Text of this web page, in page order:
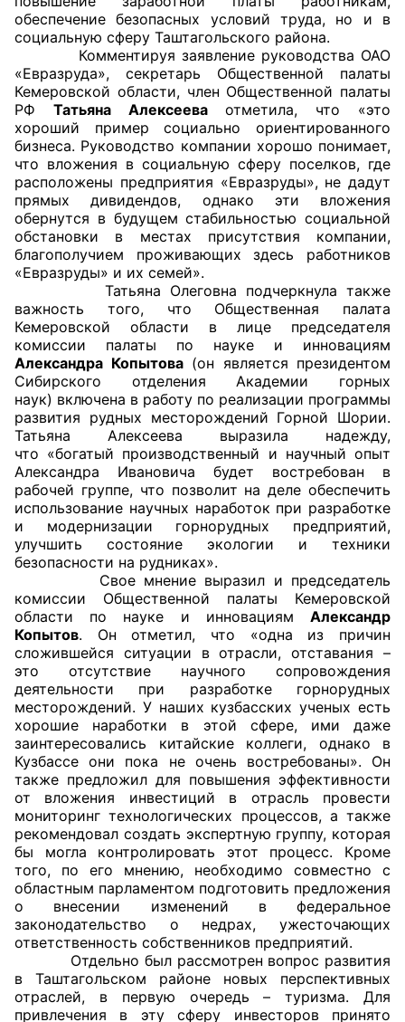
обеспечение безопасных условий труда, но и в
социальную сферу Таштагольского района.
Комментируя заявление руководства ОАО
«Евразруда», секретарь Общественной палаты
Кемеровской области, член Общественной палаты
РФ Татьяна Алексееваотметила, что «это
хороший пример социально ориентированного
бизнеса. Руководство компании хорошо понимает,
что вложения в социальную сферу поселков, где
расположены предприятия «Евразруды», не дадут
прямых дивидендов, однако эти вложения
обернутся в будущем стабильностью социальной
обстановки в местах присутствия компании,
благополучием проживающих здесь работников
«Евразруды» и их семей».
Татьяна Олеговна подчеркнула также
важность того, что Общественная палата
Кемеровской области в лице председателя
комиссии палаты по науке и инновациям
Александра Копытова(он является президентом
Сибирского отделения Академии горных
наук) включена в работу по реализации программы
развития рудных месторождений Горной Шории.
Татьяна Алексеева выразила надежду,
что «богатый производственный и научный опыт
Александра Ивановича будет востребован в
рабочей группе, что позволит на деле обеспечить
использование научных наработок при разработке
и модернизации горнорудных предприятий,
улучшить состояние экологии и техники
безопасности на рудниках».
Свое мнение выразил и председатель
комиссии Общественной палаты Кемеровской
области по науке и инновациям Александр
Копытов. Он отметил, что «одна из причин
сложившейся ситуации в отрасли, отставания –
это отсутствие научного сопровождения
деятельности при разработке горнорудных
месторождений. У наших кузбасских ученых есть
хорошие наработки в этой сфере, ими даже
заинтересовались китайские коллеги, однако в
Кузбассе они пока не очень востребованы». Он
также предложил для повышения эффективности
от вложения инвестиций в отрасль провести
мониторинг технологических процессов, а также
рекомендовал создать экспертную группу, которая
бы могла контролировать этот процесс. Кроме
того, по его мнению, необходимо совместно с
областным парламентом подготовить предложения
о внесении изменений в федеральное
законодательство о недрах, ужесточающих
ответственность собственников предприятий.
Отдельно был рассмотрен вопрос развития
в Таштагольском районе новых перспективных
отраслей, в первую очередь – туризма. Для
привлечения в эту сферу инвесторов принято